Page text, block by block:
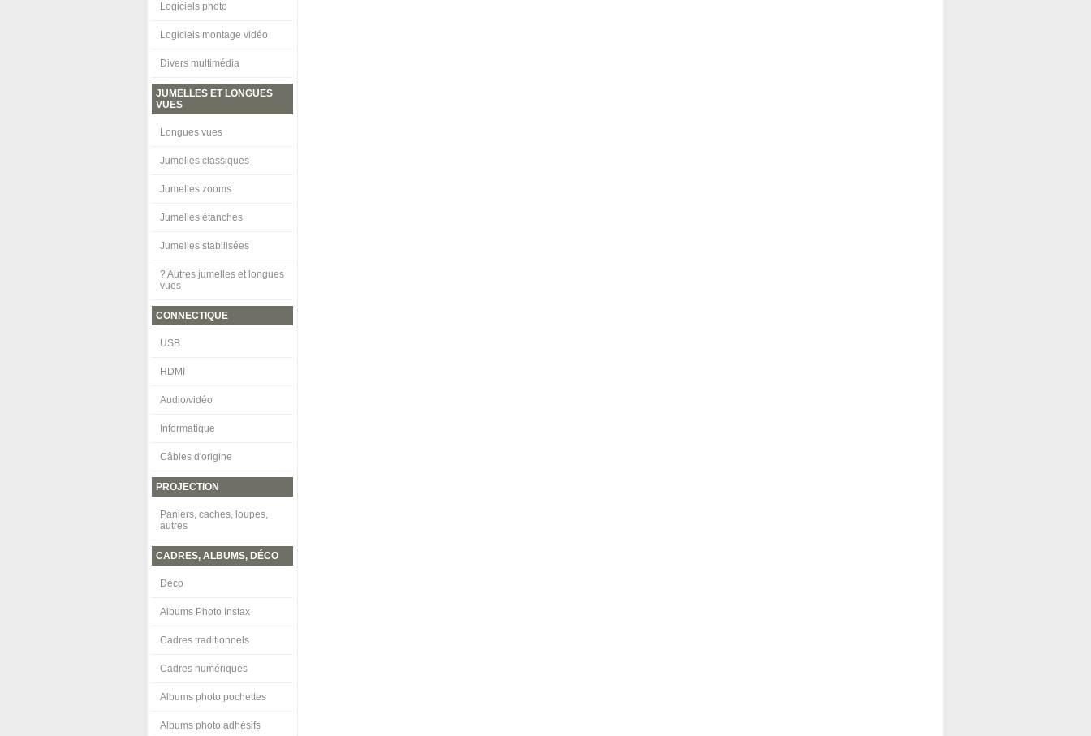
Logiciels photo
Logiciels montage vidéo
Divers multimédia
JUMELLES ET LONGUES
VUES
Longues vues
Jumelles classiques
Jumelles zooms
Jumelles étanches
Jumelles stabilisées
? Autres jumelles et longues
vues
CONNECTIQUE
USB
HDMI
Audio/vidéo
Informatique
Câbles d'origine
PROJECTION
Paniers, caches, loupes,
autres
CADRES, ALBUMS, DÉCO
Déco
Albums Photo Instax
Cadres traditionnels
Cadres numériques
Albums photo pochettes
Albums photo adhésifs